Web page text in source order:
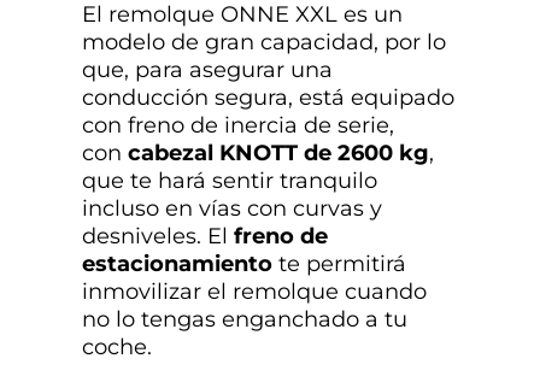
El remolque ONNE XXL es un
modelo de gran capacidad, por lo
que, para asegurar una
conducción segura, está equipado
con freno de inercia de serie,
con cabezal KNOTT de 2600 kg,
que te hará sentir tranquilo
incluso en vías con curvas y
desniveles. El freno de
estacionamiento te permitirá
inmovilizar el remolque cuando
no lo tengas enganchado a tu
coche.